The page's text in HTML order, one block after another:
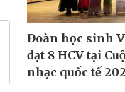
Đoàn học sinh
đạt 8 HCV tại
nhạc quốc tế